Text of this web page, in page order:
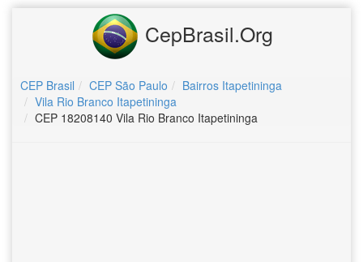
CepBrasil.Org
CEP Brasil CEP São Paulo
Bairros Itapetininga
Vila Rio Branco Itapetininga
CEP 18208140 Vila Rio Branco Itapetininga